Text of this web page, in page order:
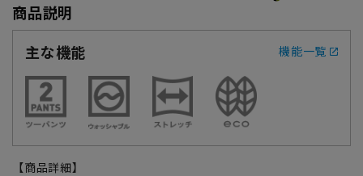
商品説明
主な機能
機能一覧
【商品詳細】